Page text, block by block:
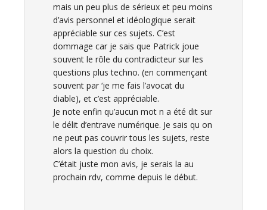
mais un peu plus de sérieux et peu moins
d’avis personnel et idéologique serait
appréciable sur ces sujets. C’est
dommage car je sais que Patrick joue
souvent le rôle du contradicteur sur les
questions plus techno. (en commençant
souvent par ‘je me fais l’avocat du
diable), et c’est appréciable.
Je note enfin qu’aucun mot n a été dit sur
le délit d’entrave numérique. Je sais qu on
ne peut pas couvrir tous les sujets, reste
alors la question du choix.
C’était juste mon avis, je serais la au
prochain rdv, comme depuis le début.